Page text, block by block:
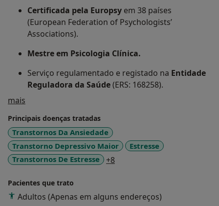
Certificada pela Europsy em 38 países
(European Federation of Psychologists’
Associations).
Mestre em Psicologia Clínica.
Serviço regulamentado e registado na Entidade
Reguladora da Saúde(ERS: 168258).
mais
Principais doenças tratadas
Transtornos Da Ansiedade
Transtorno Depressivo Maior
Estresse
Transtornos De Estresse
+8a11y_sr_more_diseases
Pacientes que trato
Adultos (Apenas em alguns endereços)